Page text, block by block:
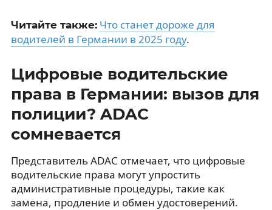
Читайте также: Что станет дороже для
водителей в Германии в 2025 году.
Цифровые водительские
права в Германии: вызов для
полиции? ADAC
сомневается
Представитель ADAC отмечает, что цифровые
водительские права могут упростить
административные процедуры, такие как
замена, продление и обмен удостоверений.